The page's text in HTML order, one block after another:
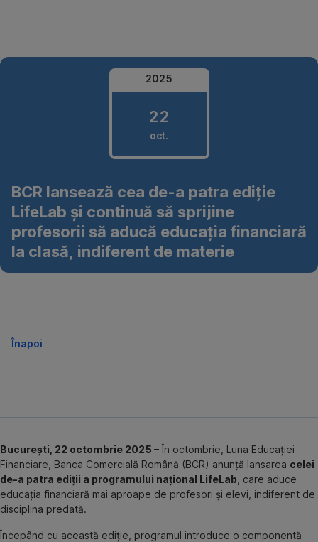
2025
22
oct.
22
octombrie
2025
BCR lansează cea de-a patra ediție
LifeLab și continuă să sprijine
profesorii să aducă educația financiară
la clasă, indiferent de materie
Înapoi
București, 22 octombrie 2025 – În octombrie, Luna Educației
Financiare, Banca Comercială Română (BCR) anunță lansarea celei
de-a patra ediții a programului național LifeLab , care aduce
educația financiară mai aproape de profesori și elevi, indiferent de
disciplina predată.
Începând cu această ediție, programul introduce o componentă